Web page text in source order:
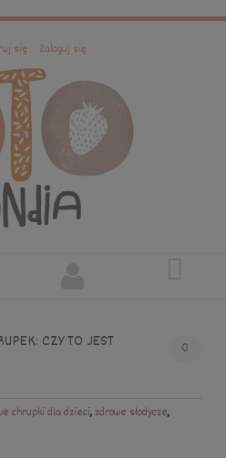
się Zaloguj się
CZY TO JEST
0
chrupki dla dzieci,zdrowe słodycze,